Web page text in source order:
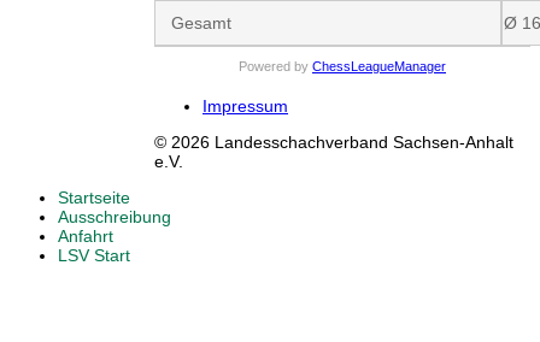
Gesamt Ø
Powered by ChessLeagueManager
Impressum
© 2026 Landesschachverband Sachsen-Anhalt
e.V.
Startseite
Ausschreibung
Anfahrt
LSV Start